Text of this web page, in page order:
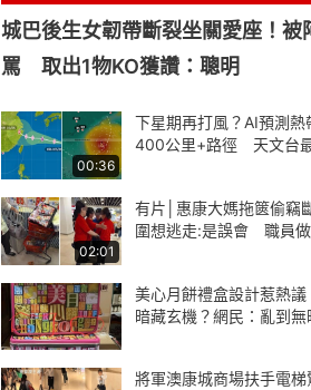
城巴後生女韌帶斷裂坐關愛座！被
罵 取出1物KO獲讚：聰明
00:36
下星期再打風？AI預測熱
400公里+路徑 天文台
02:01
有片│惠康大媽拖篋偷竊
圍想逃走:是誤會 職員
美心月餅禮盒設計惹熱議
暗藏玄機？網民：亂到無
將軍澳康城商場扶手電梯